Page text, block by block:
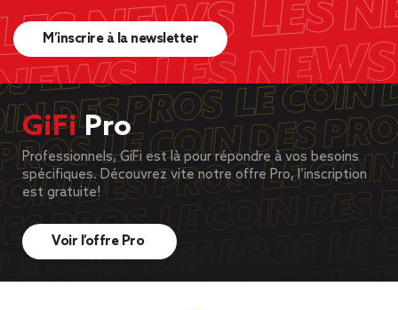
M’inscrire à la newsletter
GiFiPro
Professionnels, GiFi est là pour répondre à vos besoins
spécifiques. Découvrez vite notre offre Pro, l’inscription
est gratuite!
Voir l’offre Pro